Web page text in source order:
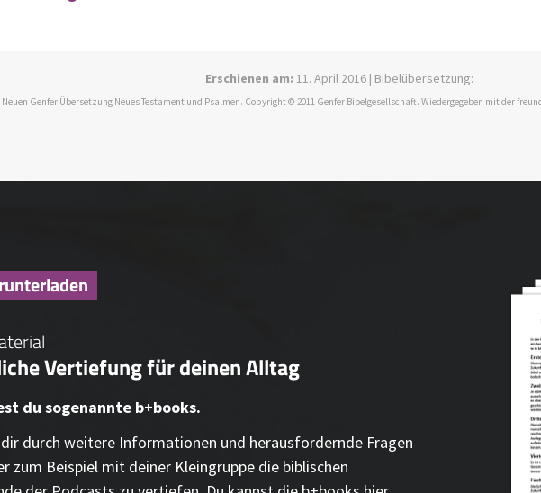
Erschienen am: 11. April 2016 | Bibelübersetzung:
Genfer Übersetzung Neues Testament und Psalmen. Copyright © 2011 Genfer Bibelgesellschaft. Wiedergegeben mit der
Vertiefung für deinen Alltag
du sogenannte b+books.
durch weitere Informationen und herausfordernde Fragen
zum Beispiel mit deiner Kleingruppe die biblischen